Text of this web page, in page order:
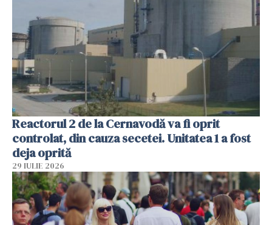
Reactorul 2 de la Cernavodă va fi oprit
controlat, din cauza secetei. Unitatea 1 a fost
deja oprită
29 IULIE 2026